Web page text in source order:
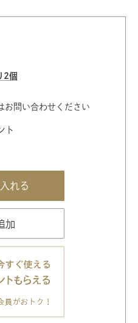
2個
お問い合わせください
ト
加